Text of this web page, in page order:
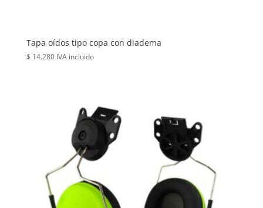
Tapa oídos tipo copa con diadema
$ 14.280 IVA incluido